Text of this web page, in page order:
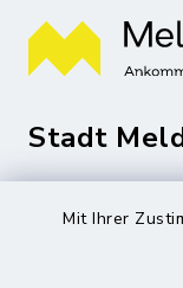
Mit Ihrer
Stadt
Zingelstraße 2